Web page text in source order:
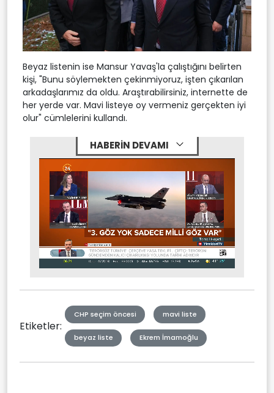
Beyaz listenin ise Mansur Yavaş'la çalıştığını belirten
kişi, "Bunu söylemekten çekinmiyoruz, işten çıkarılan
arkadaşlarımız da oldu. Araştırabilirsiniz, internette de
her yerde var. Mavi listeye oy vermeniz gerçekten iyi
olur" cümlelerini kullandı.
HABERİN DEVAMI
Mute Stream
Etiketler:
CHP seçim öncesi mavi liste
beyaz liste Ekrem İmamoğlu